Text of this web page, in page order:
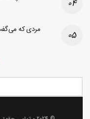
مردی که